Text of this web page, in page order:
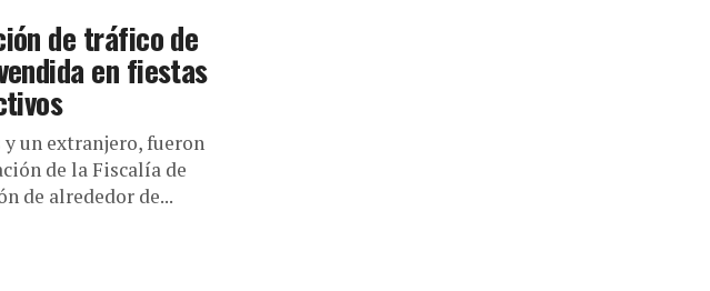
de tráfico de
en fiestas
un extranjero, fueron
de la Fiscalía de
de alrededor de...